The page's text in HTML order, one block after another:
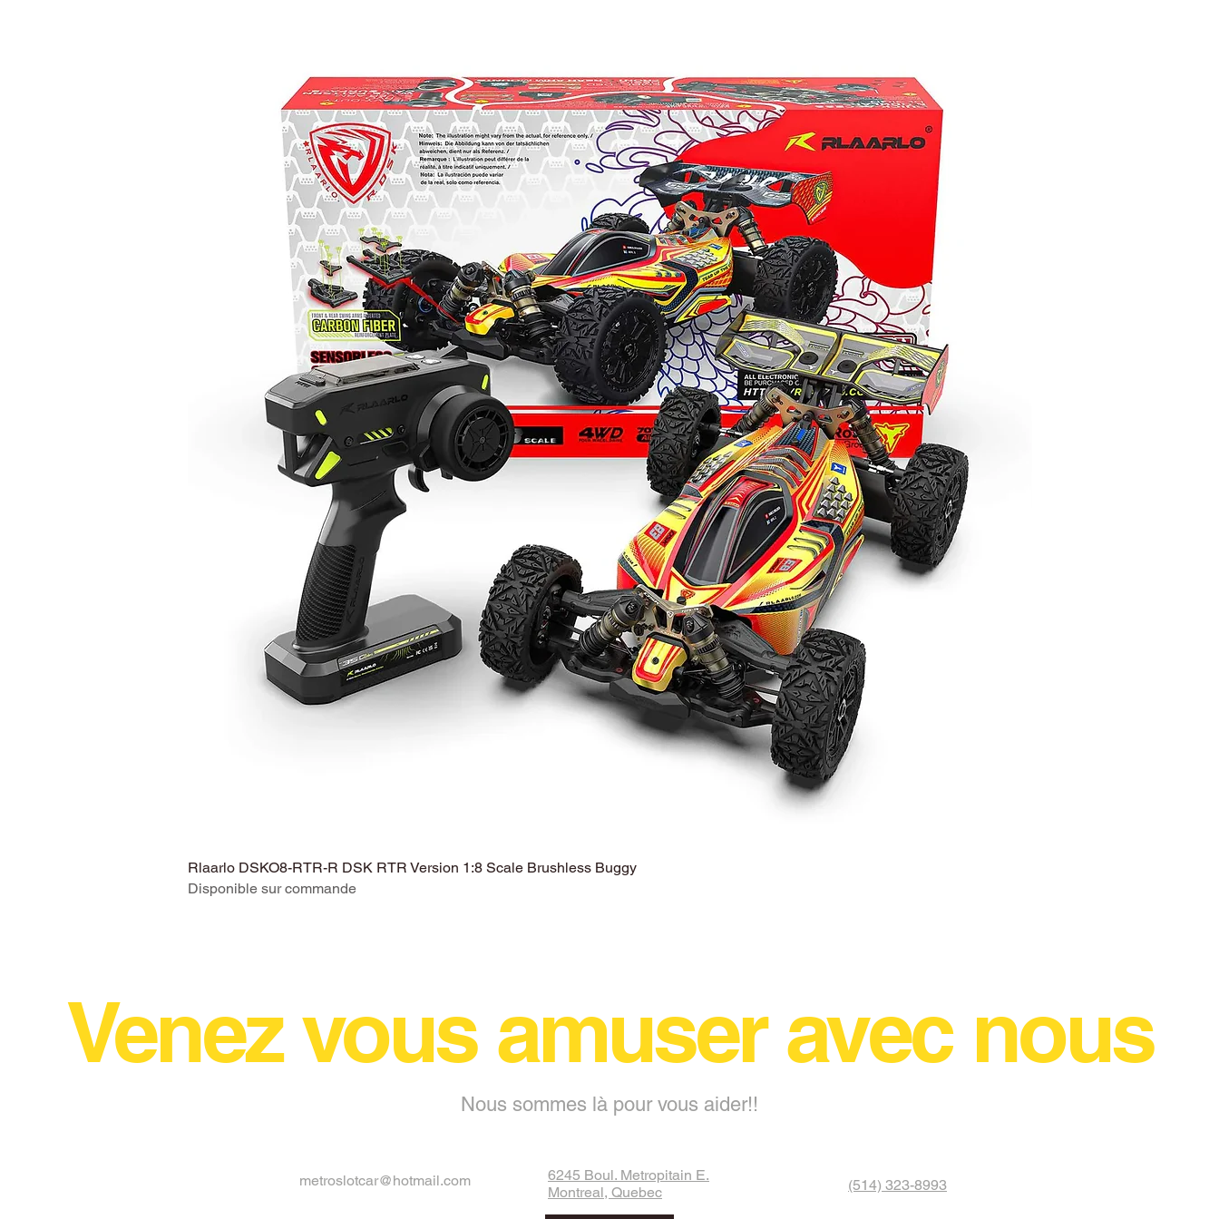
Aperçu rapide
Rlaarlo DSKO8-RTR-R DSK RTR Version 1:8 Scale Brushless Buggy
Disponible sur commande
Venez vous amuseravec nous
Nous sommes là pour vous aider!!
metroslotcar@hotmail.com
6245 Boul. Metropitain E.
Montreal, Quebec
(514) 323-8993